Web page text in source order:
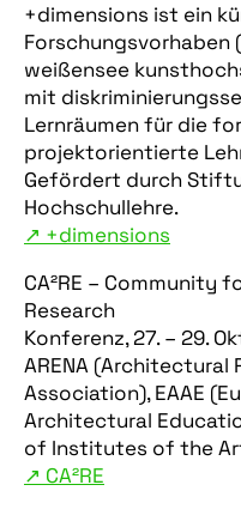
+dimensions ist ein
Forschungsvorhaben
weißensee
mit
Lernräumen für die
projektorientierte
Gefördert durch
Hochschullehre.
↗︎ +dimensions
CA²RE – Community
Research
Konferenz, 27. – 29.
ARENA (Architectural
Association), EAAE
Architectural
of Institutes of the
↗︎ CA²RE